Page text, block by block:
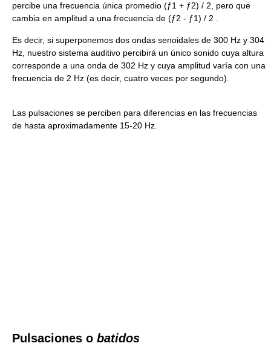
percibe una frecuencia única promedio (ƒ1 + ƒ2) / 2, pero que
cambia en amplitud a una frecuencia de (ƒ2 - ƒ1) / 2 .
Es decir, si superponemos dos ondas senoidales de 300 Hz y 304
Hz, nuestro sistema auditivo percibirá un único sonido cuya altura
corresponde a una onda de 302 Hz y cuya amplitud varía con una
frecuencia de 2 Hz (es decir, cuatro veces por segundo).
Las pulsaciones se perciben para diferencias en las frecuencias
de hasta aproximadamente 15-20 Hz.
Pulsaciones o batidos